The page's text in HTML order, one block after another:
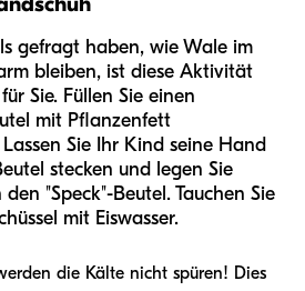
gefragt haben, wie Wale im
bleiben, ist diese Aktivität
Sie. Füllen Sie einen
mit Pflanzenfett
Sie Ihr Kind seine Hand
stecken und legen Sie
"Speck"-Beutel. Tauchen Sie
mit Eiswasser.
die Kälte nicht spüren! Dies